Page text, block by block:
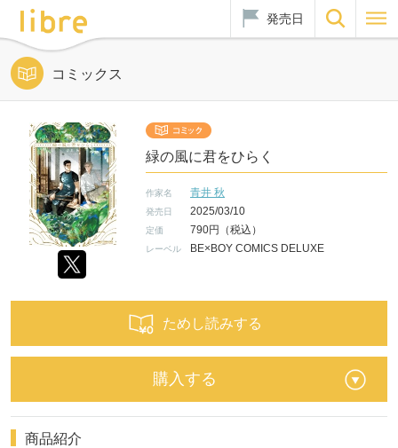
発売日
コミックス
緑の風に君をひらく
作家名 青井 秋
発売日 2025/03/10
定価 790円（税込）
レーベル BE×BOY COMICS DELUXE
ためし読みする
購入する
商品紹介